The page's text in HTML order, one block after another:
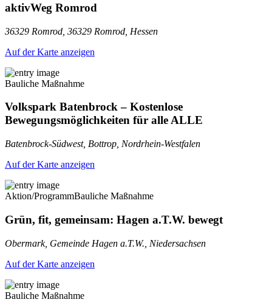
aktivWeg Romrod
36329 Romrod, 36329 Romrod, Hessen
Auf der Karte anzeigen
Bauliche Maßnahme
Volkspark Batenbrock – Kostenlose
Bewegungsmöglichkeiten für alle ALLE
Batenbrock-Südwest, Bottrop, Nordrhein-Westfalen
Auf der Karte anzeigen
Aktion/ProgrammBauliche Maßnahme
Grün, fit, gemeinsam: Hagen a.T.W. bewegt
Obermark, Gemeinde Hagen a.T.W., Niedersachsen
Auf der Karte anzeigen
Bauliche Maßnahme